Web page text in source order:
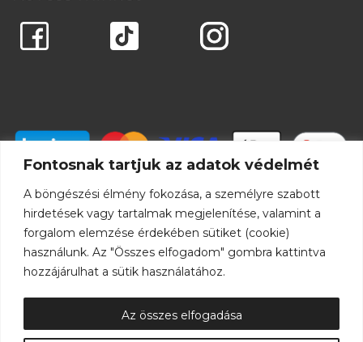
Fontosnak tartjuk az adatok védelmét
A böngészési élmény fokozása, a személyre szabott
hirdetések vagy tartalmak megjelenítése, valamint a
forgalom elemzése érdekében sütiket (cookie)
használunk. Az "Összes elfogadom" gombra kattintva
hozzájárulhat a sütik használatához.
Az összes elfogadása